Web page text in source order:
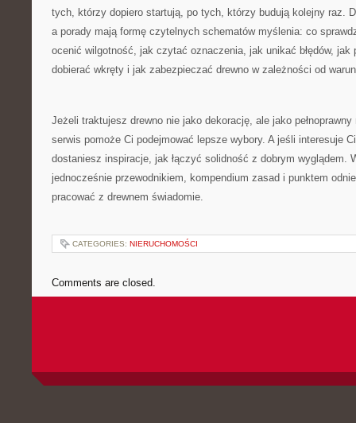
tych, którzy dopiero startują, po tych, którzy budują kolejny raz.
a porady mają formę czytelnych schematów myślenia: co
ocenić wilgotność, jak czytać oznaczenia, jak unikać błędów, jak
dobierać wkręty i jak zabezpieczać drewno w zależności od
Jeżeli traktujesz drewno nie jako dekorację, ale jako
serwis pomoże Ci podejmować lepsze wybory. A jeśli interesuje
dostaniesz inspiracje, jak łączyć solidność z dobrym wyglądem.
jednocześnie przewodnikiem, kompendium zasad i punktem
pracować z drewnem świadomie.
CATEGORIES: NIERUCHOMOŚCI
Comments are closed.